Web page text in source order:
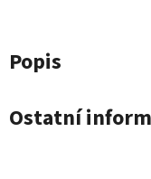
Popis
Ostatní